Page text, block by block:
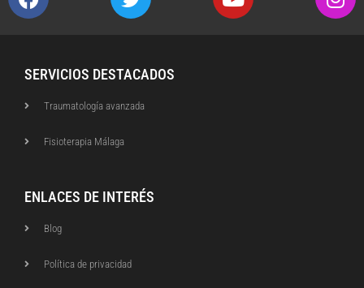
SERVICIOS DESTACADOS
Traumatología avanzada
Fisioterapia Málaga
ENLACES DE INTERÉS
Blog
Política de privacidad